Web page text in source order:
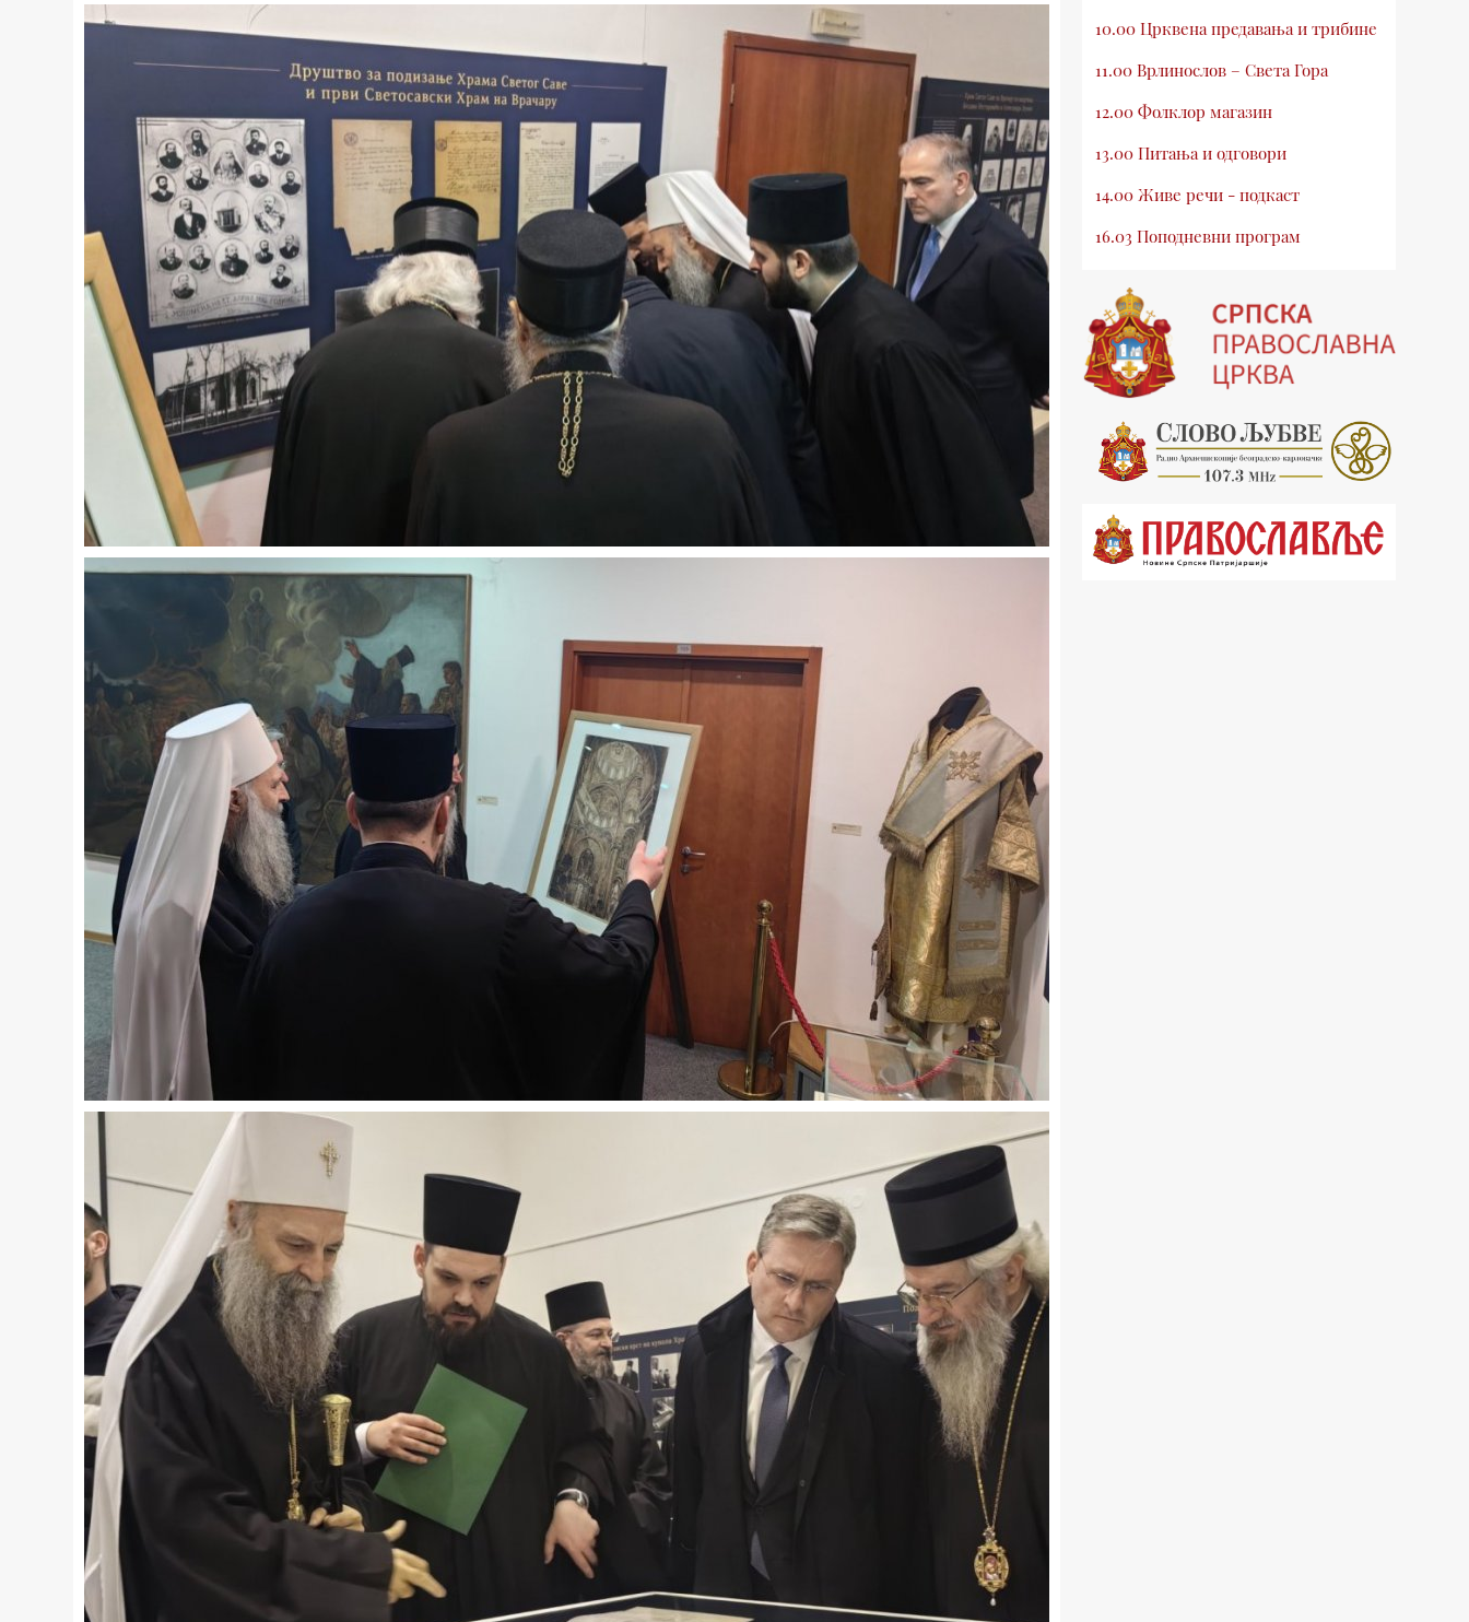
10.00 Црквена предавања и трибине
11.00 Врлинослов – Света Гора
12.00 Фолклор магазин
13.00 Питања и одговори
14.00 Живе речи - подкаст
16.03 Поподневни програм
19.03 Атлас памћења
19.30 Вечерње молитве
20.00 Вести из Цркве
20.15 Реч архијереја
20.30 Млади у Цркви
21.03 Гугл пита
22.03 Црквена предавања и трибине